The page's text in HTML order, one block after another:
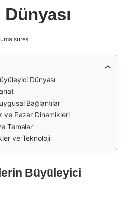
süresi
Dünyası
Bağlantılar
ve Pazar Dinamikleri
Temalar
ve Teknoloji
Büyüleyici